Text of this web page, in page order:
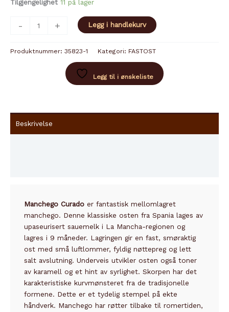
Tilgjengelighet 11 på lager
- + Legg i handlekurv
Produktnummer: 35823-1 Kategori: FASTOST
Legg til i ønskeliste
Beskrivelse
Manchego Curado er fantastisk mellomlagret
manchego. Denne klassiske osten fra Spania lages av
upaseurisert sauemelk i La Mancha-regionen og
lagres i 9 måneder. Lagringen gir en fast, smøraktig
ost med små luftlommer, fyldig nøttepreg og lett
salt avslutning. Underveis utvikler osten også toner
av karamell og et hint av syrlighet. Skorpen har det
karakteristiske kurvmønsteret fra de tradisjonelle
formene. Dette er et tydelig stempel på ekte
håndverk. Manchego har røtter tilbake til romertiden,